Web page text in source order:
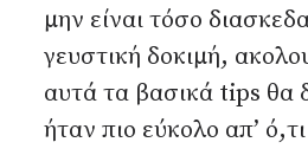
μην είναι τόσο
γευστική δοκιμή,
αυτά τα βασικά tips θα
ήταν πιο εύκολο απ’